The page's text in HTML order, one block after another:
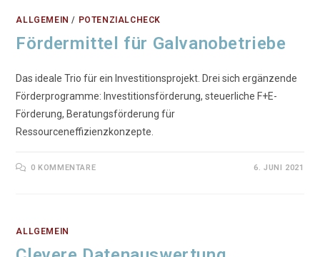
ALLGEMEIN / POTENZIALCHECK
Fördermittel für Galvanobetriebe
Das ideale Trio für ein Investitionsprojekt. Drei sich ergänzende
Förderprogramme: Investitionsförderung, steuerliche F+E-
Förderung, Beratungsförderung für
Ressourceneffizienzkonzepte.
0 KOMMENTARE 6. JUNI 2021
ALLGEMEIN